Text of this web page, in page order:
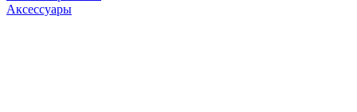
Аксессуары